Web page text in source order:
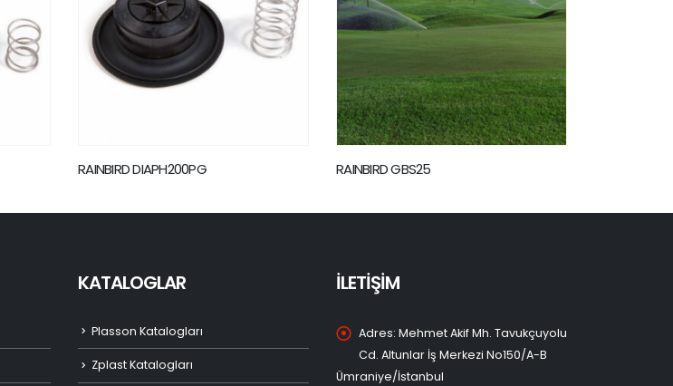
RAINBIRD GBS25 RAINBIRD SOLASSG4
KATALOGLAR
Plasson Katalogları
Zplast Katalogları
İLETİŞİM
Adres: Mehmet Akif Mh. Tavukçuyolu
Cd. Altunlar İş Merkezi No150/A-B
Ümraniye/İstanbul